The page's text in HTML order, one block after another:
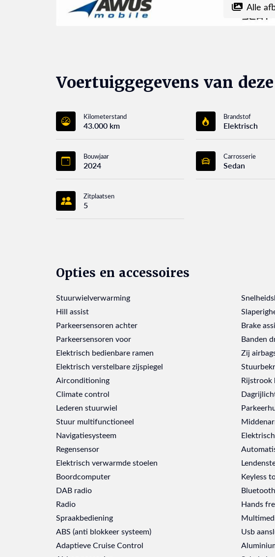
Alle
Voertuiggegevens van
Kilometerstand
43.000 km
Brandstof
Elektrisch
Bouwjaar
2024
Carrosserie
Sedan
Zitplaatsen
5
Opties en accessoires
Stuurwielverwarming
Hill assist
Parkeersensoren achter
Parkeersensoren voor
Elektrisch bedienbare ramen
Elektrisch verstelbare zijspiegel
Airconditioning
Climate control
Lederen stuurwiel
Stuur multifunctioneel
Navigatiesysteem
Regensensor
Elektrisch verwarmde stoelen
Boordcomputer
DAB radio
Radio
Spraakbediening
ABS (anti blokkeer systeem)
Adaptieve Cruise Control
Brake
Banden
Zij
Rijstrook
Keyless
Bluetooth
Hands
Usb